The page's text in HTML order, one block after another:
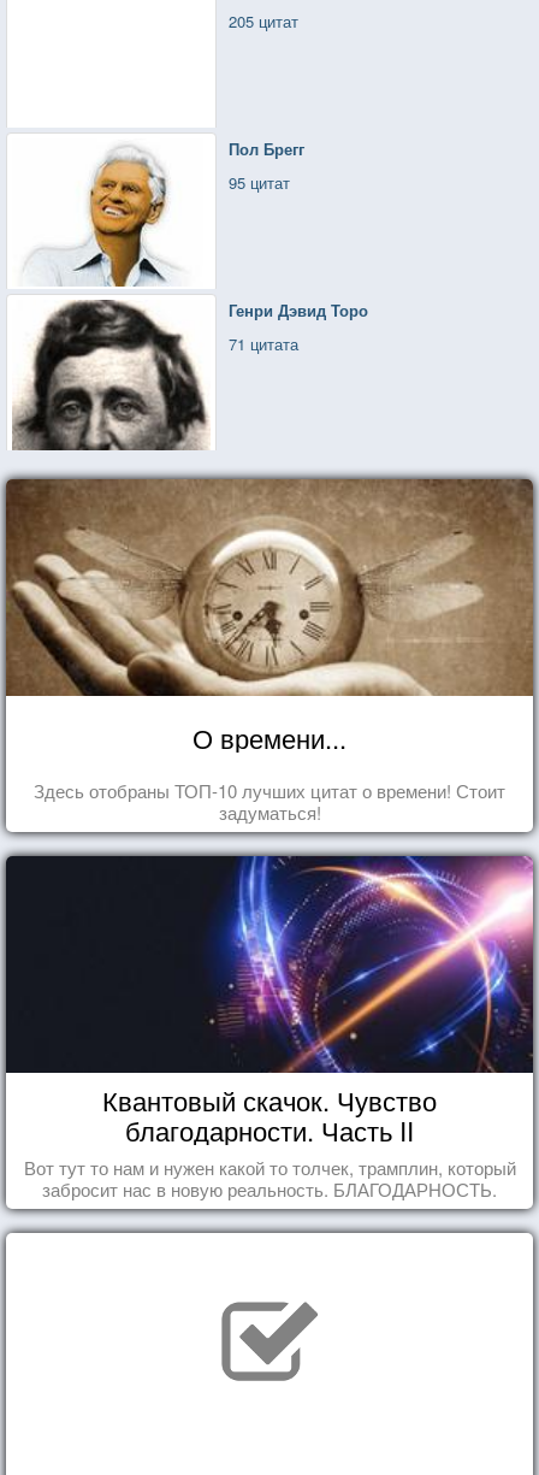
205 цитат
Пол Брегг
95 цитат
Генри Дэвид Торо
71 цитата
О времени...
Здесь отобраны ТОП-10 лучших цитат о времени! Стоит
задуматься!
Квантовый скачок. Чувство
благодарности. Часть II
Вот тут то нам и нужен какой то толчек, трамплин, который
забросит нас в новую реальность. БЛАГОДАРНОСТЬ.